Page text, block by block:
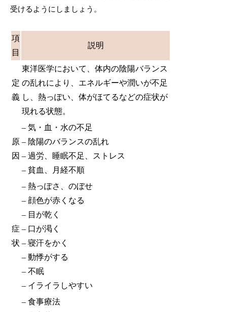
受けるようにしましょう。
項
目
説明
定
義
東洋医学において、体内の陰陽バランス
の乱れにより、エネルギーや潤いが不足
し、熱っぽい、体がほてるなどの症状が
現れる状態。
原
因
– 気・血・水の不足
– 陰陽のバランスの乱れ
– 過労、睡眠不足、ストレス
– 貧血、月経不順
症
状
– 熱っぽさ、のぼせ
– 顔色が赤くなる
– 目が乾く
– 口が渇く
– 寝汗をかく
– 動悸がする
– 不眠
– イライラしやすい
– 食事療法